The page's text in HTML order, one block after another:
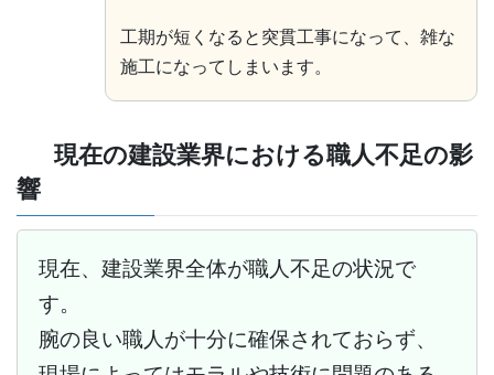
工期が短くなると突貫工事になって、雑な
施工になってしまいます。
現在の建設業界における職人不足の影
響
現在、建設業界全体が職人不足の状況で
す。
腕の良い職人が十分に確保されておらず、